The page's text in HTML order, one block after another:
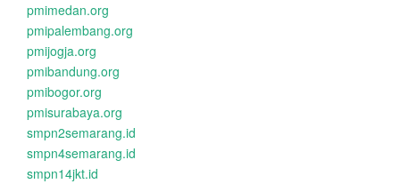
pmimedan.org
pmipalembang.org
pmijogja.org
pmibandung.org
pmibogor.org
pmisurabaya.org
smpn2semarang.id
smpn4semarang.id
smpn14jkt.id